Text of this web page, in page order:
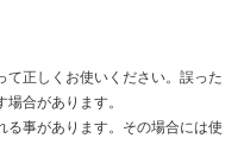
て正しくお使いください。誤った
合があります。
る事があります。その場合には使